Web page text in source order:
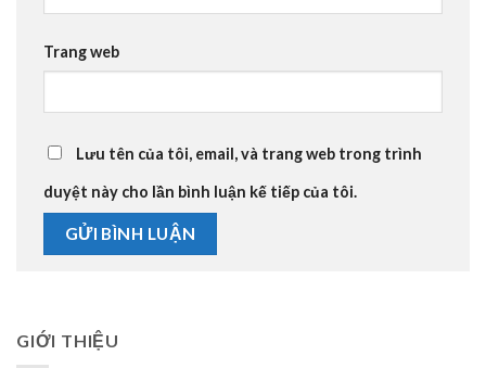
Trang web
Lưu tên của tôi, email, và trang web trong trình
duyệt này cho lần bình luận kế tiếp của tôi.
GIỚI THIỆU